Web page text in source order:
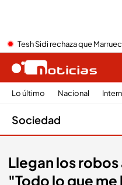
Tesh Sidi rechaza que
Lo último Nacional
Sociedad
Llegan los robos
"Todo lo que